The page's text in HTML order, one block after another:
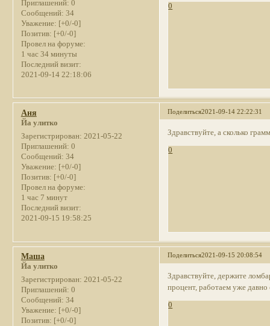
Приглашений: 0
Сообщений: 34
Уважение: [+0/-0]
Позитив: [+0/-0]
Провел на форуме:
1 час 34 минуты
Последний визит:
2021-09-14 22:18:06
0
Поделиться2021-09-14 22:22:31
Аня
Йа улитко
Зарегистрирован: 2021-05-22
Приглашений: 0
Сообщений: 34
Уважение: [+0/-0]
Позитив: [+0/-0]
Провел на форуме:
1 час 7 минут
Последний визит:
2021-09-15 19:58:25
Здравствуйте, а сколько
0
Поделиться2021-09-15 20:08:54
Маша
Йа улитко
Зарегистрирован: 2021-05-22
Приглашений: 0
Сообщений: 34
Уважение: [+0/-0]
Позитив: [+0/-0]
Здравствуйте, держите
процент, работаем уже
0